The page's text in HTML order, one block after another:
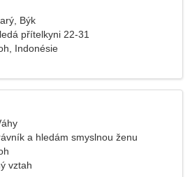
Býk
přítelkyni 22-31
Indonésie
a hledám smyslnou ženu
vztah